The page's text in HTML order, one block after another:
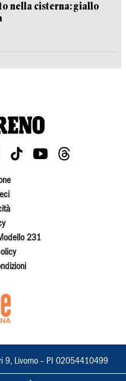
nella cisterna: giallo
231
9, Livorno – PI 02054410499